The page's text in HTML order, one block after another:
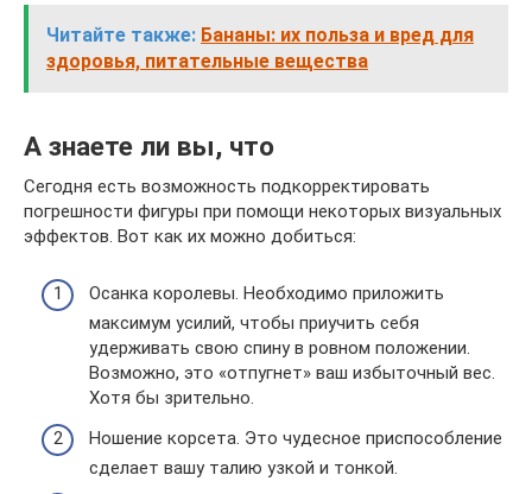
Читайте также: Бананы: их польза и вред для
здоровья, питательные вещества
А знаете ли вы, что
Сегодня есть возможность подкорректировать
погрешности фигуры при помощи некоторых визуальных
эффектов. Вот как их можно добиться:
Осанка королевы. Необходимо приложить
максимум усилий, чтобы приучить себя
удерживать свою спину в ровном положении.
Возможно, это «отпугнет» ваш избыточный вес.
Хотя бы зрительно.
Ношение корсета. Это чудесное приспособление
сделает вашу талию узкой и тонкой.